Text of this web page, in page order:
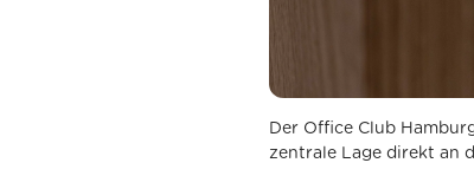
Der Office Club
zentrale Lage direkt an